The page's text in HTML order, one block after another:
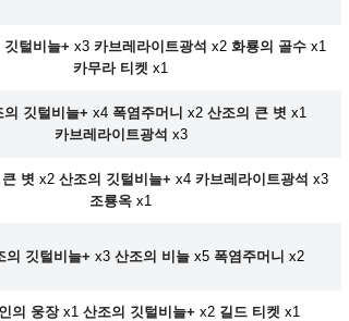
깃털비늘+ x3 카브레라이트광석 x2 화룡의 골수x1
카무라 티켓 x1
의 깃털비늘+ x4 폭염주머니 x2 산조의 큰 볏 x1
카브레라이트광석 x3
볏 x2 산조의 깃털비늘+ x4 카브레라이트광석 x3
조룡옥 x1
의 깃털비늘+ x3 산조의 비늘 x5 폭염주머니 x2
의 웅장x1 산조의 깃털비늘+ x2 길드 티켓 x1